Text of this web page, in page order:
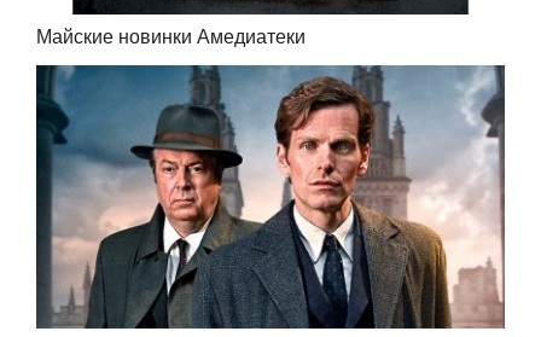
Майские новинки Амедиатеки